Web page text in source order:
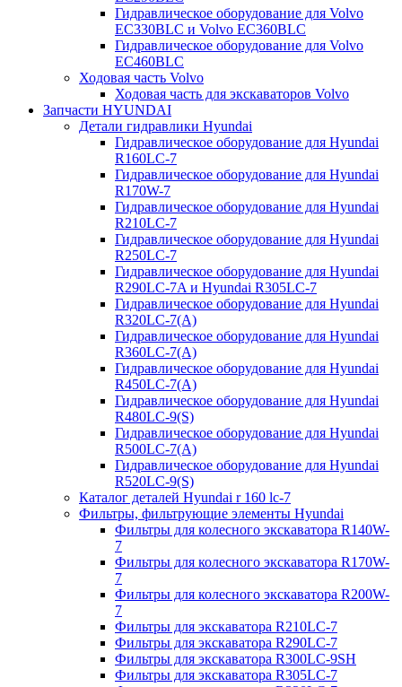
Гидравлическое оборудование для Volvo
EC330BLC и Volvo EC360BLC
Гидравлическое оборудование для Volvo
EC460BLC
Ходовая часть Volvo
Ходовая часть для экскаваторов Volvo
Запчасти HYUNDAI
Детали гидравлики Hyundai
Гидравлическое оборудование для Hyundai
R160LC-7
Гидравлическое оборудование для Hyundai
R170W-7
Гидравлическое оборудование для Hyundai
R210LC-7
Гидравлическое оборудование для Hyundai
R250LC-7
Гидравлическое оборудование для Hyundai
R290LC-7A и Hyundai R305LC-7
Гидравлическое оборудование для Hyundai
R320LC-7(A)
Гидравлическое оборудование для Hyundai
R360LC-7(A)
Гидравлическое оборудование для Hyundai
R450LC-7(A)
Гидравлическое оборудование для Hyundai
R480LC-9(S)
Гидравлическое оборудование для Hyundai
R500LC-7(A)
Гидравлическое оборудование для Hyundai
R520LC-9(S)
Каталог деталей Hyundai r 160 lc-7
Фильтры, фильтрующие элементы Hyundai
Фильтры для колесного экскаватора R140W-
7
Фильтры для колесного экскаватора R170W-
7
Фильтры для колесного экскаватора R200W-
7
Фильтры для экскаватора R210LC-7
Фильтры для экскаватора R290LC-7
Фильтры для экскаватора R300LC-9SH
Фильтры для экскаватора R305LC-7